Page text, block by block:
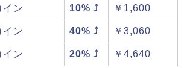
イン 10% ⤴ ￥1,600
イン 40% ⤴ ￥3,060
イン 20% ⤴ ￥4,640